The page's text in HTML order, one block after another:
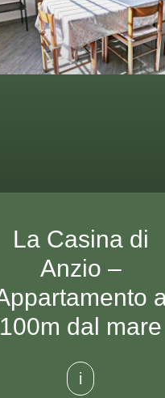
La Casina di
Anzio –
100m dal mare
i